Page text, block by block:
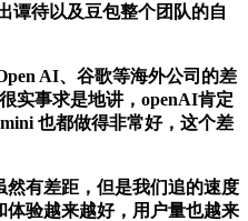
谭待以及豆包整个团队的自
AI、谷歌等海外公司的差
实事求是地讲，openAI肯定
也都做得非常好，这个差
有差距，但是我们追的速度
验越来越好，用户量也越来